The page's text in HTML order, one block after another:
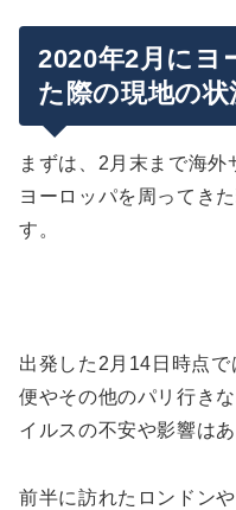
渡欧される場合に
海外サッカー観戦
ついて
イギリス
スペイン
イタリア
最後に：3月のヨー
まとめ
2020年2月にヨ
た際の現地の
まずは、2月末まで海
ヨーロッパを周ってき
す。
出発した2月14日時点
便やその他のパリ行き
イルスの不安や影響は
前半に訪れたロンドン